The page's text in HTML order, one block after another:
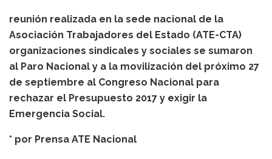
reunión realizada en la sede nacional de la
Asociación Trabajadores del Estado (ATE-CTA)
organizaciones sindicales y sociales se sumaron
al Paro Nacional y a la movilización del próximo 27
de septiembre al Congreso Nacional para
rechazar el Presupuesto 2017 y exigir la
Emergencia Social.
* por Prensa ATE Nacional